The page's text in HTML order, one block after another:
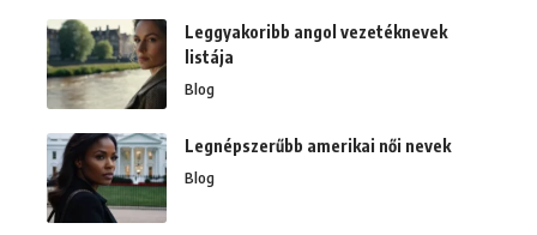
Leggyakoribb angol vezetéknevek
listája
Blog
Legnépszerűbb amerikai női nevek
Blog